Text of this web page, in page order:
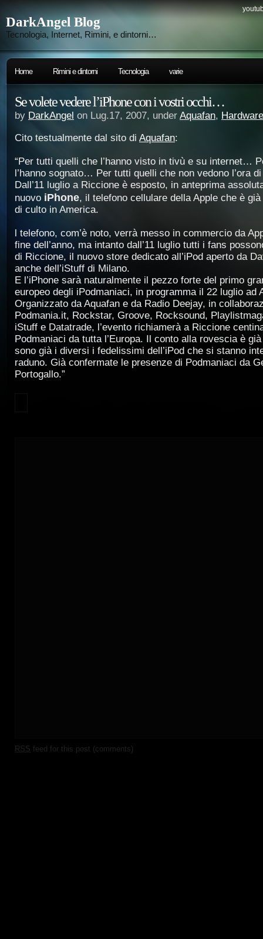
DarkAngel Blog
Tecnologia, Internet, Rimini, e dintorni…
Home Rimini e dintorni Tecnologia varie
Se volete vedere l’iPhone con i vostri occhi…
by DarkAngel on Lug.17, 2007, under Aquafan, Hardware
Cito testualmente dal sito di Aquafan:
“Per tutti quelli che l’hanno visto in tivù e su internet…
l’hanno sognato… Per tutti quelli che non vedono l’ora
Dall’11 luglio a Riccione è esposto, in anteprima
nuovo iPhone, il telefono cellulare della Apple che è
di culto in America.
l telefono, com’è noto, verrà messo in commercio da
fine dell’anno, ma intanto dall’11 luglio tutti i fans
di Riccione, il nuovo store dedicato all’iPod aperto da
anche dell’iStuff di Milano.
E l’iPhone sarà naturalmente il pezzo forte del primo
europeo degli iPodmaniaci, in programma il 22 luglio ad
Organizzato da Aquafan e da Radio Deejay, in
Podmania.it, Rockstar, Groove, Rocksound,
iStuff e Datatrade, l’evento richiamerà a Riccione
Podmaniaci da tutta l’Europa. Il conto alla rovescia è
sono già i diversi i fedelissimi dell’iPod che si stanno
raduno. Già confermate le presenze di Podmaniaci da
Portogallo.”
RSS feed for this post (comments)